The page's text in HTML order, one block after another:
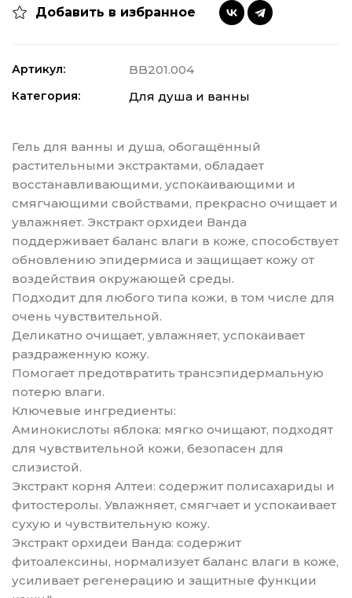
Добавить в избранное
Артикул: BB201.004
Категория: Для душа и ванны
Гель для ванны и душа, обогащённый
растительными экстрактами, обладает
восстанавливающими, успокаивающими и
смягчающими свойствами, прекрасно очищает и
увлажняет. Экстракт орхидеи Ванда
поддерживает баланс влаги в коже, способствует
обновлению эпидермиса и защищает кожу от
воздействия окружающей среды.
Подходит для любого типа кожи, в том числе для
очень чувствительной.
Деликатно очищает, увлажняет, успокаивает
раздраженную кожу.
Помогает предотвратить трансэпидермальную
потерю влаги.
Ключевые ингредиенты:
Аминокислоты яблока: мягко очищают, подходят
для чувствительной кожи, безопасен для
слизистой.
Экстракт корня Алтеи: содержит полисахариды и
фитостеролы. Увлажняет, смягчает и успокаивает
сухую и чувствительную кожу.
Экстракт орхидеи Ванда: содержит
фитоалексины, нормализует баланс влаги в коже,
усиливает регенерацию и защитные функции